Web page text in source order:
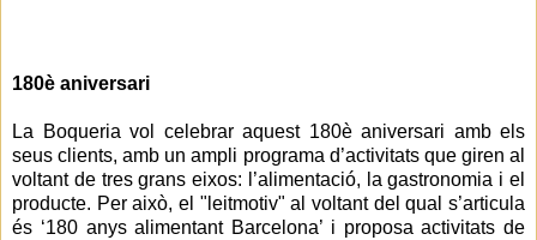
180è aniversari
La Boqueria vol celebrar aquest 180è aniversari amb els
seus clients, amb un ampli programa d’activitats que giren al
voltant de tres grans eixos: l’alimentació, la gastronomia i el
producte. Per això, el "leitmotiv" al voltant del qual s’articula
és ‘180 anys alimentant Barcelona’ i proposa activitats de